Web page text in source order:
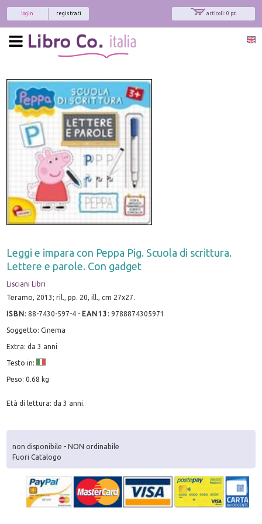
articoli: 0 pz.
registrati
login
Leggi e impara con Peppa Pig. Scuola di scrittura.
Lettere e parole. Con gadget
Lisciani Libri
Teramo, 2013; ril., pp. 20, ill., cm 27x27.
ISBN:88-7430-597-4 - EAN13 :9788874305971
Soggetto: Cinema
Extra: da 3 anni
Testo in:
Peso: 0.68 kg
Età di lettura: da 3 anni.
non disponibile - NON ordinabile
Fuori Catalogo